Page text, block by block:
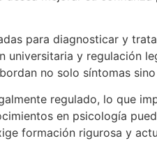
para diagnosticar y
y regulación
no solo síntomas
regulado, lo que
en psicología
formación rigurosa y